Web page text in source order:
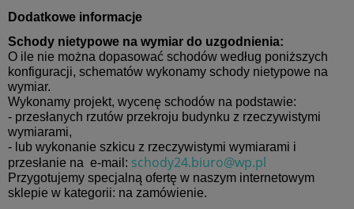
Dodatkowe informacje
Schody nietypowe na wymiar do uzgodnienia:
O ile nie można dopasować schodów według poniższych
konfiguracji, schematów wykonamy schody nietypowe na
wymiar.
Wykonamy projekt, wycenę schodów na podstawie:
- przesłanych rzutów przekroju budynku z rzeczywistymi
wymiarami,
- lub wykonanie szkicu z rzeczywistymi wymiarami i
przesłanie na e-mail: schody24.biuro@wp.pl
Przygotujemy specjalną ofertę w naszym internetowym
sklepie w kategorii: na zamówienie.